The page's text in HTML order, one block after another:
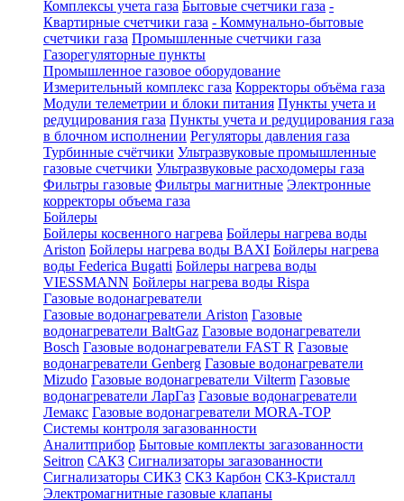
Комплексы учета газа Бытовые счетчики газа -
Квартирные счетчики газа - Коммунально-бытовые
счетчики газа Промышленные счетчики газа
Газорегуляторные пункты
Промышленное газовое оборудование
Измерительный комплекс газа Корректоры объёма газа
Модули телеметрии и блоки питания Пункты учета и
редуцирования газа Пункты учета и редуцирования газа
в блочном исполнении Регуляторы давления газа
Турбинные счётчики Ультразвуковые промышленные
газовые счетчики Ультразвуковые расходомеры газа
Фильтры газовые Фильтры магнитные Электронные
корректоры объема газа
Бойлеры
Бойлеры косвенного нагрева Бойлеры нагрева воды
Ariston Бойлеры нагрева воды BAXI Бойлеры нагрева
воды Federica Bugatti Бойлеры нагрева воды
VIESSMANN Бойлеры нагрева воды Rispa
Газовые водонагреватели
Газовые водонагреватели Ariston Газовые
водонагреватели BaltGaz Газовые водонагреватели
Bosch Газовые водонагреватели FAST R Газовые
водонагреватели Genberg Газовые водонагреватели
Mizudo Газовые водонагреватели Vilterm Газовые
водонагреватели ЛарГаз Газовые водонагреватели
Лемакс Газовые водонагреватели MORA-TOP
Системы контроля загазованности
Аналитприбор Бытовые комплекты загазованности
Seitron САКЗ Сигнализаторы загазованности
Сигнализаторы СИКЗ СКЗ Карбон СКЗ-Кристалл
Электромагнитные газовые клапаны